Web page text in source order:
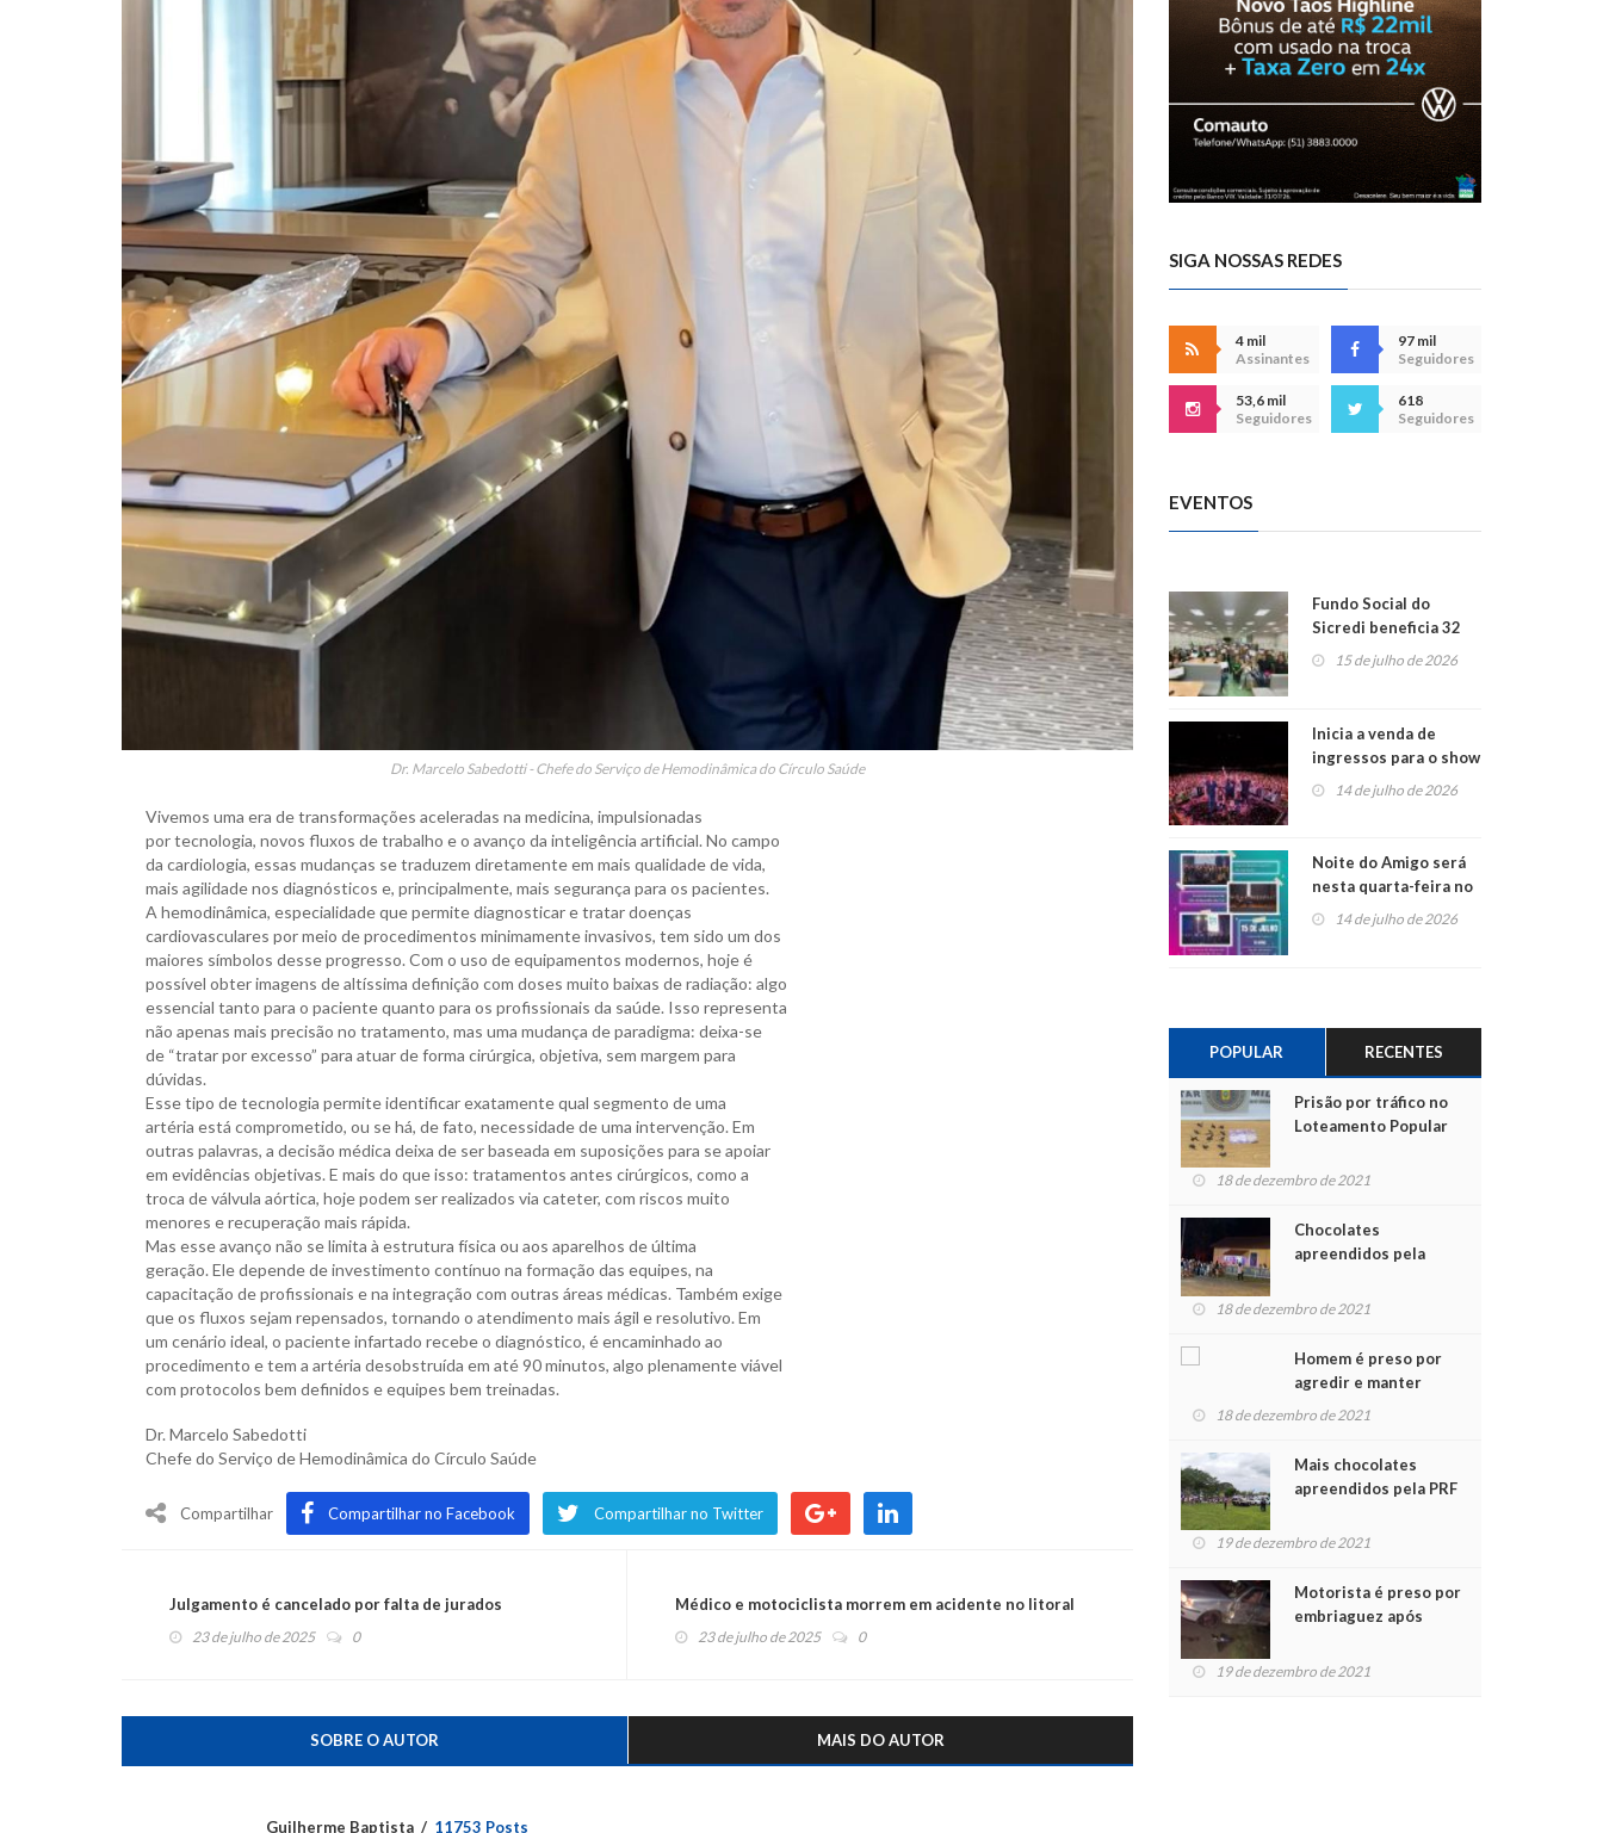
Dr. Marcelo Sabedotti - Chefe do Serviço de Hemodinâmica do Círculo Saúde
Vivemos uma era de transformações aceleradas na medicina, impulsionadas
por tecnologia, novos fluxos de trabalho e o avanço da inteligência artificial. No campo
da cardiologia, essas mudanças se traduzem diretamente em mais qualidade de vida,
mais agilidade nos diagnósticos e, principalmente, mais segurança para os pacientes.
A hemodinâmica, especialidade que permite diagnosticar e tratar doenças
cardiovasculares por meio de procedimentos minimamente invasivos, tem sido um dos
maiores símbolos desse progresso. Com o uso de equipamentos modernos, hoje é
possível obter imagens de altíssima definição com doses muito baixas de radiação: algo
essencial tanto para o paciente quanto para os profissionais da saúde. Isso representa
não apenas mais precisão no tratamento, mas uma mudança de paradigma: deixa-se
de “tratar por excesso” para atuar de forma cirúrgica, objetiva, sem margem para
dúvidas.
Esse tipo de tecnologia permite identificar exatamente qual segmento de uma
artéria está comprometido, ou se há, de fato, necessidade de uma intervenção. Em
outras palavras, a decisão médica deixa de ser baseada em suposições para se apoiar
em evidências objetivas. E mais do que isso: tratamentos antes cirúrgicos, como a
troca de válvula aórtica, hoje podem ser realizados via cateter, com riscos muito
menores e recuperação mais rápida.
Mas esse avanço não se limita à estrutura física ou aos aparelhos de última
geração. Ele depende de investimento contínuo na formação das equipes, na
capacitação de profissionais e na integração com outras áreas médicas. Também exige
que os fluxos sejam repensados, tornando o atendimento mais ágil e resolutivo. Em
um cenário ideal, o paciente infartado recebe o diagnóstico, é encaminhado ao
procedimento e tem a artéria desobstruída em até 90 minutos, algo plenamente viável
com protocolos bem definidos e equipes bem treinadas.
Dr. Marcelo Sabedotti
Chefe do Serviço de Hemodinâmica do Círculo Saúde
Compartilhar Compartilhar no Facebook Compartilhar no Twitter
Julgamento é cancelado por falta de jurados
23 de julho de 2025 0
Médico e motociclista morrem em acidente no litoral
23 de julho de 2025 0
SOBRE O AUTOR MAIS DO AUTOR
Guilherme Baptista 11753 Posts
SIGA NOSSAS REDES
4 mil
Assinantes
97 mil
Seguidores
53,6 mil
Seguidores
618
Seguidores
EVENTOS
Fundo Social do
Sicredi beneficia 32
projetos em
15 de julho de 2026
Inicia a venda de
ingressos para o show
do Jota Quest nos 45
anos da Sicredi Ouro
14 de julho de 2026
Noite do Amigo será
nesta quarta-feira no
Centro de Cultura de
14 de julho de 2026
POPULAR RECENTES
Prisão por tráfico no
Loteamento Popular
18 de dezembro de 2021
Chocolates
apreendidos pela
para crianças na
18 de dezembro de 2021
Homem é preso por
agredir e manter
mulher em cárcere
18 de dezembro de 2021
Mais chocolates
apreendidos pela PRF
crianças no Natal
19 de dezembro de 2021
Motorista é preso por
embriaguez após
feridos
19 de dezembro de 2021